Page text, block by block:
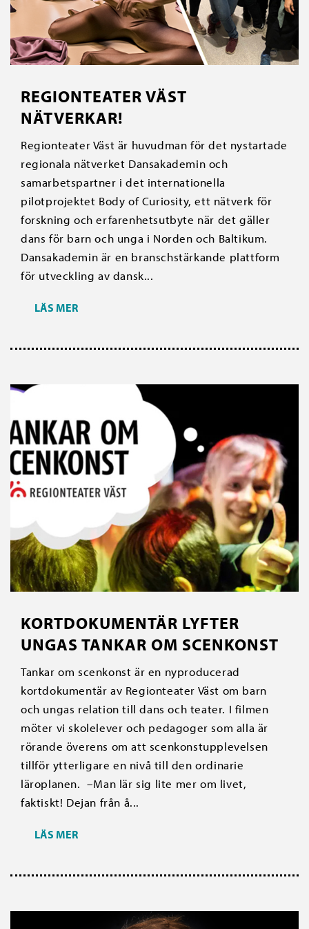
REGIONTEATER VÄST
NÄTVERKAR!
Regionteater Väst är huvudman för det nystartade
regionala nätverket Dansakademin och
samarbetspartner i det internationella
pilotprojektet Body of Curiosity, ett nätverk för
forskning och erfarenhetsutbyte när det gäller
dans för barn och unga i Norden och Baltikum.
Dansakademin är en branschstärkande plattform
för utveckling av dansk...
LÄS MER
KORTDOKUMENTÄR LYFTER
UNGAS TANKAR OM SCENKONST
Tankar om scenkonst är en nyproducerad
kortdokumentär av Regionteater Väst om barn
och ungas relation till dans och teater. I filmen
möter vi skolelever och pedagoger som alla är
rörande överens om att scenkonstupplevelsen
tillför ytterligare en nivå till den ordinarie
läroplanen. –Man lär sig lite mer om livet,
faktiskt! Dejan från å...
LÄS MER